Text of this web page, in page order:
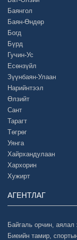
Баянгол
Баян-Өндөр
Богд
Бүрд
Гучин-Ус
Есөнзүйл
Зүүнбаян-Улаан
Нарийнтээл
Өлзийт
Сант
Тарагт
Төгрөг
Уянга
Хайрхандулаан
Хархорин
Хужирт
АГЕНТЛАГ
Байгаль орчин,
Биеийн тамир,